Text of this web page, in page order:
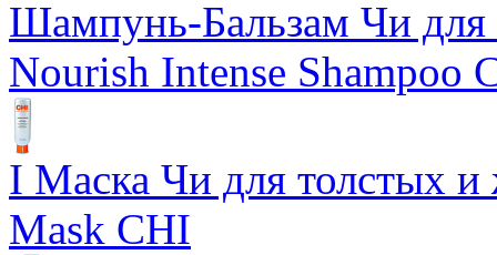
Шампунь-Бальзам Чи для
Nourish Intense Shampoo
I Маска Чи для толстых и
Mask CHI